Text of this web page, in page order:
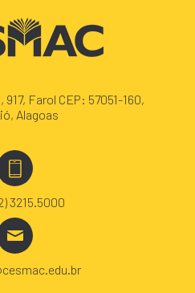
Farol CEP: 57051-160,
Alagoas
3215.5000